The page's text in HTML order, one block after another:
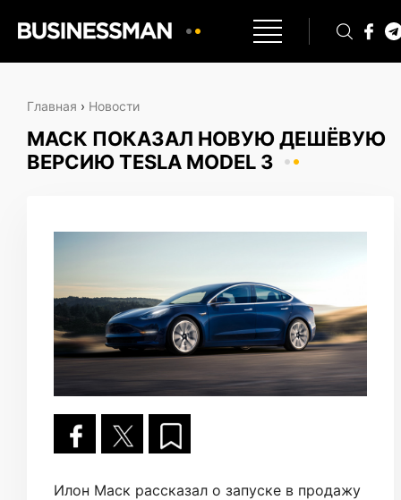
Главная › Новости
МАСК ПОКАЗАЛ НОВУЮ ДЕШЁВУЮ
ВЕРСИЮ TESLA MODEL 3
Илон Маск рассказал о запуске в продажу